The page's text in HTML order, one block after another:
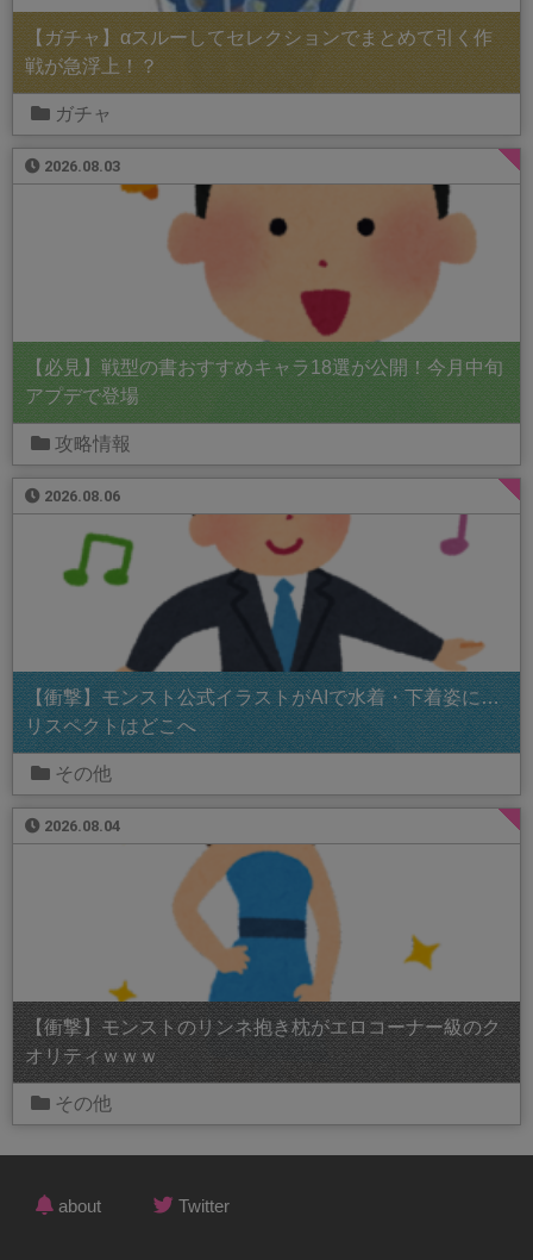
【ガチャ】αスルーしてセレクションでまとめて引く作
戦が急浮上！？
ガチャ
2026.08.03
【必見】戦型の書おすすめキャラ18選が公開！今月中旬
アプデで登場
攻略情報
2026.08.06
【衝撃】モンスト公式イラストがAIで水着・下着姿に…
リスペクトはどこへ
その他
2026.08.04
【衝撃】モンストのリンネ抱き枕がエロコーナー級のク
オリティｗｗｗ
その他
about Twitter